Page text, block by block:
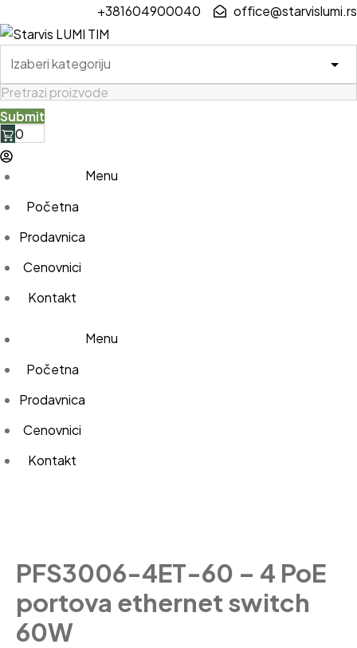
to
content
+381604900040 office@starvislumi.rs
0
Početna
Prodavnica
Cenovnici
Kontakt
Menu
Početna
Prodavnica
Cenovnici
Kontakt
Menu
PFS3006-4ET-60 – 4 PoE
portova ethernet switch
60W